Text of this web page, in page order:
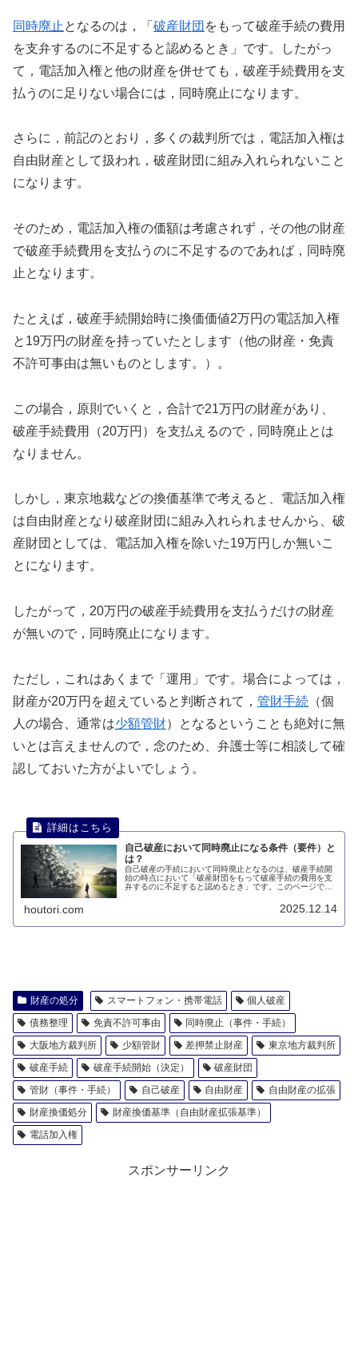
同時廃止 となるのは，「 破産財団 をもって破産手続の費用
を支弁するのに不足すると認めるとき」です。したがっ
て，電話加入権と他の財産を併せても，破産手続費用を支
払うのに足りない場合には，同時廃止になります。
さらに，前記のとおり，多くの裁判所では，電話加入権は
自由財産として扱われ，破産財団に組み入れられないこと
になります。
そのため，電話加入権の価額は考慮されず，その他の財産
で破産手続費用を支払うのに不足するのであれば，同時廃
止となります。
たとえば，破産手続開始時に換価価値2万円の電話加入権
と19万円の財産を持っていたとします（他の財産・免責
不許可事由は無いものとします。）。
この場合，原則でいくと，合計で21万円の財産があり、
破産手続費用（20万円）を支払えるので，同時廃止とは
なりません。
しかし，東京地裁などの換価基準で考えると、電話加入権
は自由財産となり破産財団に組み入れられませんから、破
産財団としては、電話加入権を除いた19万円しか無いこ
とになります。
したがって，20万円の破産手続費用を支払うだけの財産
が無いので，同時廃止になります。
ただし，これはあくまで「運用」です。場合によっては，
財産が20万円を超えていると判断されて， 管財手続 （個
人の場合、通常は少額管財）となるということも絶対に無
いとは言えませんので，念のため、弁護士等に相談して確
認しておいた方がよいでしょう。
自己破産において同時廃止になる条件（要件）と
は？
自己破産の手続において同時廃止となるのは、破産手続開
始の時点において「破産財団をもって破産手続の費用を支
弁するのに不足すると認めるとき」です。このページで
houtori.com 2025.12.14
財産の処分 スマートフォン・携帯電話
個人破産
債務整理
免責不許可事由
同時廃止（事件・手続）
大阪地方裁判所
少額管財 差押禁止財産
東京地方裁判所
破産手続
破産手続開始（決定）
破産財団
管財（事件・手続）
自己破産 自由財産
自由財産の拡張
財産換価処分
財産換価基準（自由財産拡張基準）
電話加入権
スポンサーリンク